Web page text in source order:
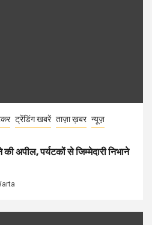
ट्रेंडिंग खबरें ताज़ा ख़बर न्यूज़
अपील, पर्यटकों से जिम्मेदारी निभाने